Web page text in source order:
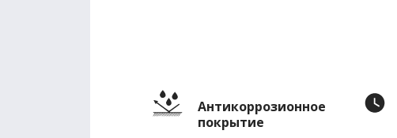
Антикоррозионное
покрытие